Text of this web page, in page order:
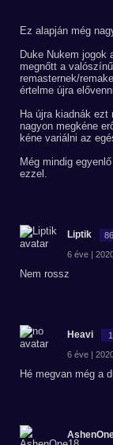
Ez alapján még
Duke Nukem jogok
megnőtt a
remasternek/
értelme újra
Ha újra kiadnák
nagyon megkéne
kéne variálni az
Még mindig
ezzel.
Liptik 86
6 éve |
Nem rossz
Heavi 1
6 éve |
Hé megvan még a